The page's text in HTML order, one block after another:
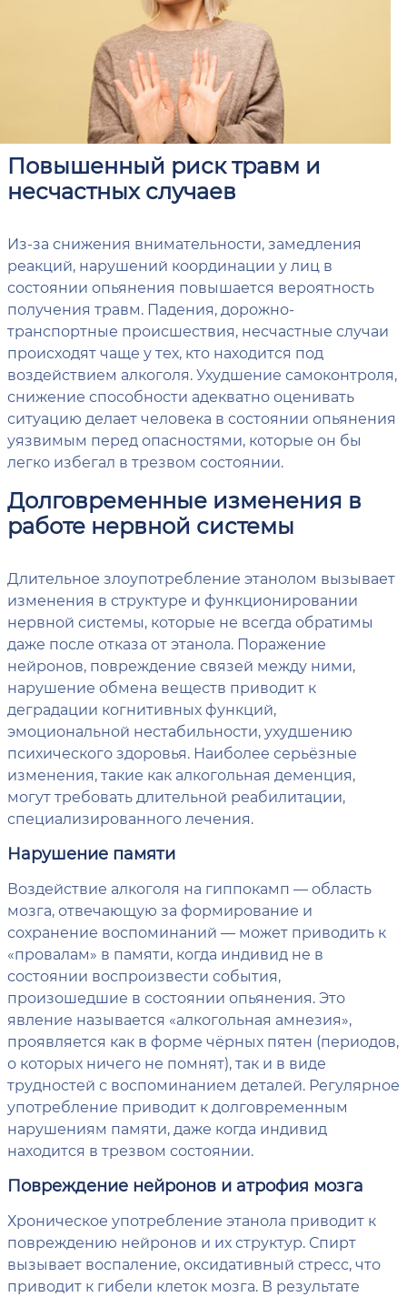
Повышенный риск травм и
несчастных случаев
Из-за снижения внимательности, замедления
реакций, нарушений координации у лиц в
состоянии опьянения повышается вероятность
получения травм. Падения, дорожно-
транспортные происшествия, несчастные случаи
происходят чаще у тех, кто находится под
воздействием алкоголя. Ухудшение самоконтроля,
снижение способности адекватно оценивать
ситуацию делает человека в состоянии опьянения
уязвимым перед опасностями, которые он бы
легко избегал в трезвом состоянии.
Долговременные изменения в
работе нервной системы
Длительное злоупотребление этанолом вызывает
изменения в структуре и функционировании
нервной системы, которые не всегда обратимы
даже после отказа от этанола. Поражение
нейронов, повреждение связей между ними,
нарушение обмена веществ приводит к
деградации когнитивных функций,
эмоциональной нестабильности, ухудшению
психического здоровья. Наиболее серьёзные
изменения, такие как алкогольная деменция,
могут требовать длительной реабилитации,
специализированного лечения.
Нарушение памяти
Воздействие алкоголя на гиппокамп — область
мозга, отвечающую за формирование и
сохранение воспоминаний — может приводить к
«провалам» в памяти, когда индивид не в
состоянии воспроизвести события,
произошедшие в состоянии опьянения. Это
явление называется «алкогольная амнезия»,
проявляется как в форме чёрных пятен (периодов,
о которых ничего не помнят), так и в виде
трудностей с воспоминанием деталей. Регулярное
употребление приводит к долговременным
нарушениям памяти, даже когда индивид
находится в трезвом состоянии.
Повреждение нейронов и атрофия мозга
Хроническое употребление этанола приводит к
повреждению нейронов и их структур. Спирт
вызывает воспаление, оксидативный стресс, что
приводит к гибели клеток мозга. В результате